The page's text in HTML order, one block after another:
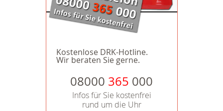
Kostenlose DRK-Hotline.
Wir beraten Sie gerne.
08000 365 000
Infos für Sie kostenfrei
rund um die Uhr